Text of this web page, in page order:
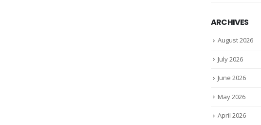
ARCHIVES
August 2026
July 2026
June 2026
May 2026
April 2026